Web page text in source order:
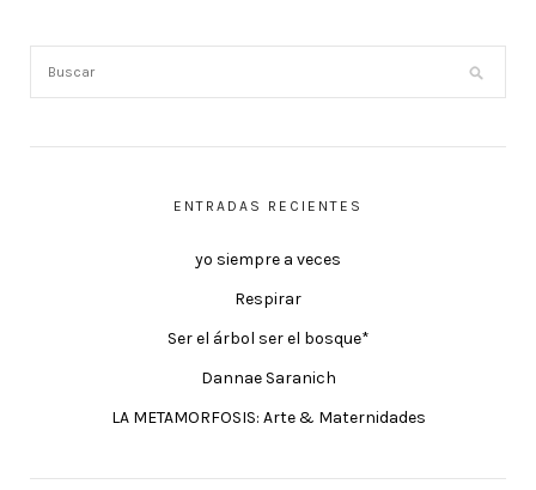
ENTRADAS RECIENTES
yo siempre a veces
Respirar
Ser el árbol ser el bosque*
Dannae Saranich
LA METAMORFOSIS: Arte & Maternidades